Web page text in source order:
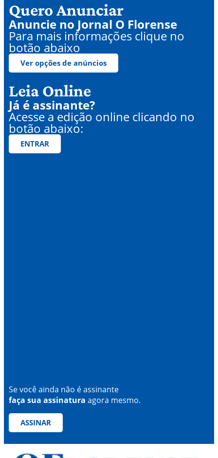
Quero Anunciar
Anuncie no Jornal O Florense
Para mais informações clique no
botão abaixo
Ver opções de anúncios
Leia Online
Já é assinante?
Acesse a edição online clicando no
botão abaixo:
ENTRAR
Se você ainda não é assinante
faça sua assinatura agora mesmo.
ASSINAR